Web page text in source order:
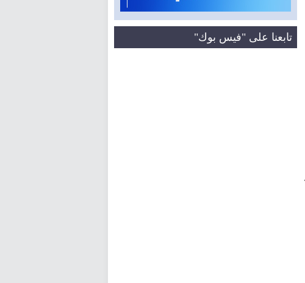
تابعنا على "فيس بوك"